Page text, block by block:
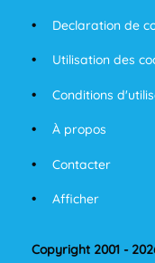
Declaration de
Utilisation des
Conditions
À propos
Contacter
Afficher
Copyright 2001 -